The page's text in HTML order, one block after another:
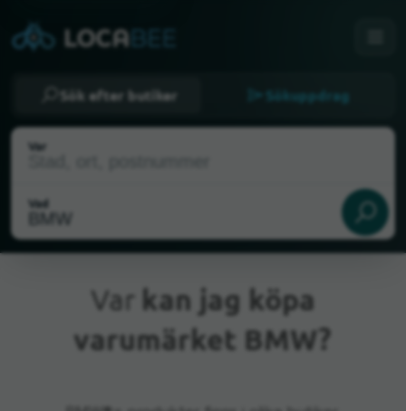
Sök efter butiker Sökuppdrag
Var
Vad
Nuvarande plats
Var kan jag köpa
varumärket BMW?